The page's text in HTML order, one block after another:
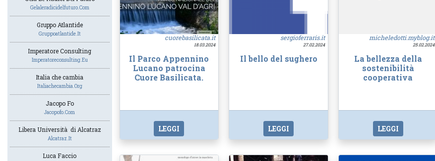
Gelaleradicidelfuturo.com
Gruppo Atlantide
Gruppoatlantide.it
Imperatore Consulting
Imperatoreconsulting.eu
Italia che cambia
Italiachecambia.org
Jacopo Fo
Jacopofo.com
Libera Università di Alcatraz
Alcatraz.it
Luca Faccio
cuorebasilicata.it
18.03.2024
Il Parco Appennino
Lucano patrocina
Cuore Basilicata.
LEGGI
sergioferraris.it
27.02.2024
Il bello del sughero
LEGGI
micheledotti.myblog.it
25.02.2024
La bellezza della
sostenibilità
cooperativa
LEGGI